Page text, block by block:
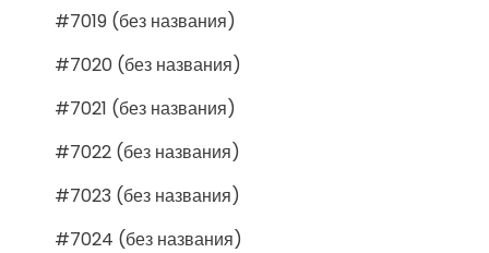
#7019 (без названия)
#7020 (без названия)
#7021 (без названия)
#7022 (без названия)
#7023 (без названия)
#7024 (без названия)